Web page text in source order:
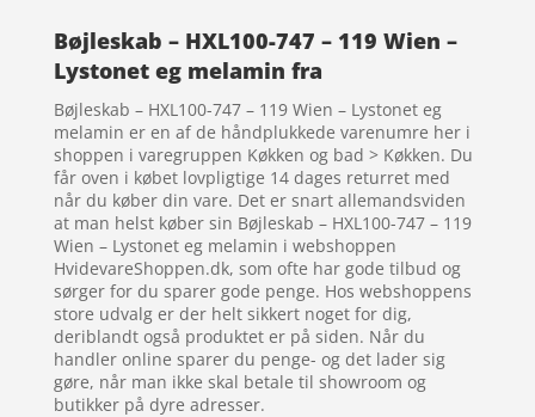
Bøjleskab – HXL100-747 – 119 Wien –
Lystonet eg melamin fra
Bøjleskab – HXL100-747 – 119 Wien – Lystonet eg
melamin er en af de håndplukkede varenumre her i
shoppen i varegruppen Køkken og bad > Køkken. Du
får oven i købet lovpligtige 14 dages returret med
når du køber din vare. Det er snart allemandsviden
at man helst køber sin Bøjleskab – HXL100-747 – 119
Wien – Lystonet eg melamin i webshoppen
HvidevareShoppen.dk, som ofte har gode tilbud og
sørger for du sparer gode penge. Hos webshoppens
store udvalg er der helt sikkert noget for dig,
deriblandt også produktet er på siden. Når du
handler online sparer du penge- og det lader sig
gøre, når man ikke skal betale til showroom og
butikker på dyre adresser.